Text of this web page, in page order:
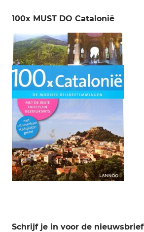
100x MUST DO Catalonië
Schrijf je in voor de nieuwsbrief